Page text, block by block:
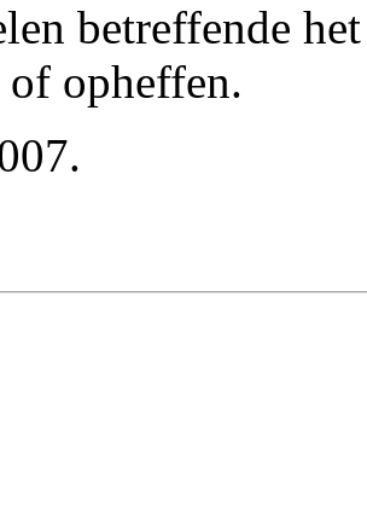
betreffende
opheffen.